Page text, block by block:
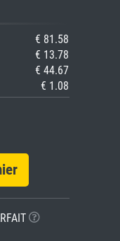
€ 81.58
€ 13.78
€ 44.67
€ 1.08